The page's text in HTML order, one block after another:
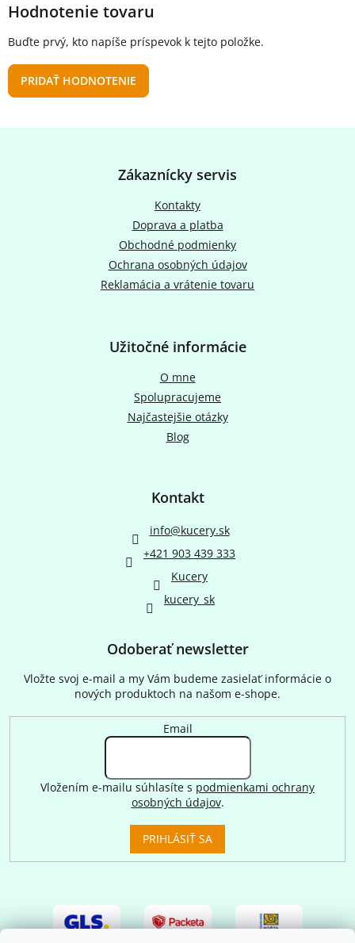
Hodnotenie tovaru
Buďte prvý, kto napíše príspevok k tejto položke.
PRIDAŤ HODNOTENIE
Zákaznícky servis
Kontakty
Doprava a platba
Obchodné podmienky
Ochrana osobných údajov
Reklamácia a vrátenie tovaru
Užitočné informácie
O mne
Spolupracujeme
Najčastejšie otázky
Blog
Kontakt
info@kucery.sk
+421 903 439 333
Kucery
kucery_sk
Odoberať newsletter
Vložte svoj e-mail a my Vám budeme zasielať informácie o
nových produktoch na našom e-shope.
Email
Vložením e-mailu súhlasíte s podmienkami ochrany
osobných údajov.
PRIHLÁSIŤ SA